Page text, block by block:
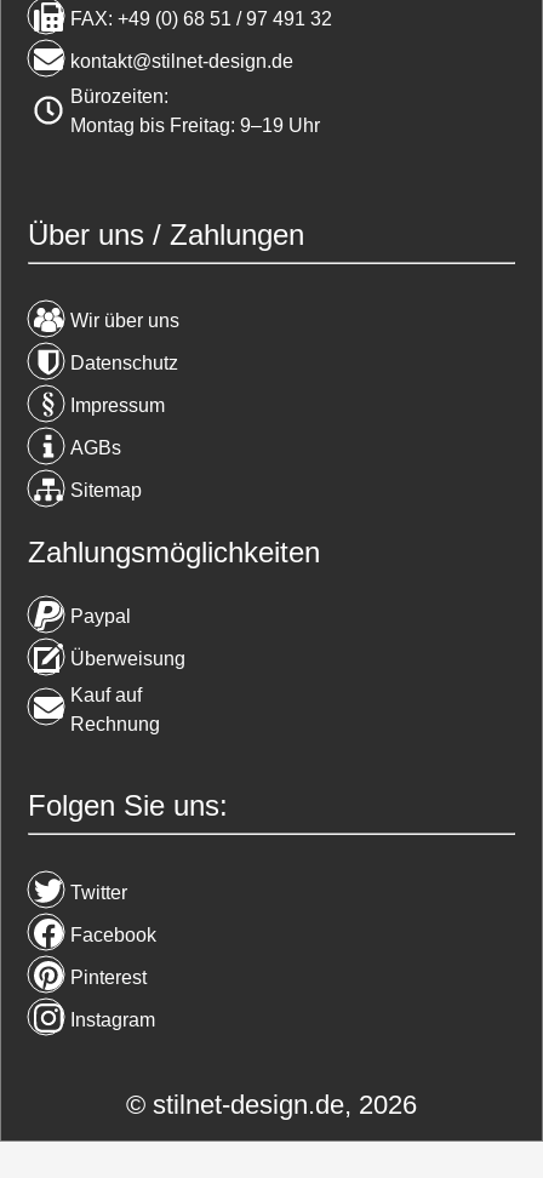
FAX: +49 (0) 68 51 / 97 491 32
kontakt@stilnet-design.de
Bürozeiten:
Montag bis Freitag: 9–19 Uhr
Über uns / Zahlungen
Wir über uns
Datenschutz
Impressum
AGBs
Sitemap
Zahlungsmöglichkeiten
Paypal
Überweisung
Kauf auf
Rechnung
Folgen Sie uns:
Twitter
Facebook
Pinterest
Instagram
© stilnet-design.de, 2026